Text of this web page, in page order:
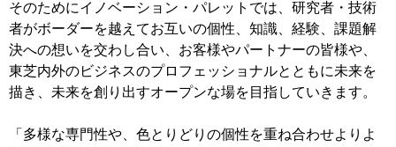
そのためにイノベーション・パレットでは、研究者・技術
者がボーダーを越えてお互いの個性、知識、経験、課題解
決への想いを交わし合い、お客様やパートナーの皆様や、
東芝内外のビジネスのプロフェッショナルとともに未来を
描き、未来を創り出すオープンな場を目指していきます。
「多様な専門性や、色とりどりの個性を重ね合わせよりよ